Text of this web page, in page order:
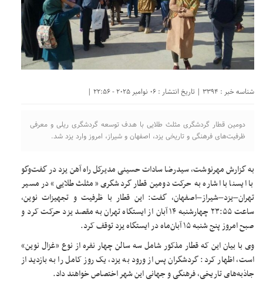
شناسه خبر : 3394 | تاریخ انتشار : 06 نوامبر 2025 - 22:56 |
دومین قطار گردشگری مثلث طلایی با هدف توسعه گردشگری ریلی و معرفی
ظرفیت‌های فرهنگی و تاریخی یزد، اصفهان و شیراز، امروز وارد یزد شد.
به گزارش مهرنوشت، سیدرضا سادات حسینی مدیرکل راه آهن یزد در گفت‌وگو
با ایسنا با اشاره به حرکت دومین قطار گردشگری «مثلث طلایی» در مسیر
تهران–یزد–شیراز–اصفهان، گفت: این قطار با ظرفیت و تجهیزات نوین،
ساعت ۲۳:۵۵ چهارشنبه ۱۴ آبان‌ از ایستگاه تهران به مقصد یزد حرکت کرد و
صبح امروز پنج شنبه ۱۵ آبان‌ماه در ایستگاه یزد توقف کرد.
وی با بیان این که قطار مذکور شامل سه سالن چهار نفره از نوع «غزال نوین»
است، اظهار کرد: گردشگران پس از ورود به یزد، یک روز کامل را به بازدید از
جاذبه‌های تاریخی، فرهنگی و جهانی این شهر اختصاص خواهند داد.